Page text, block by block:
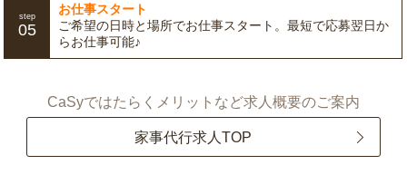
step
05
お仕事スタート
ご希望の日時と場所でお仕事スタート。最短で応募翌日か
らお仕事可能♪
CaSyではたらくメリットなど求人概要のご案内
家事代行求人TOP